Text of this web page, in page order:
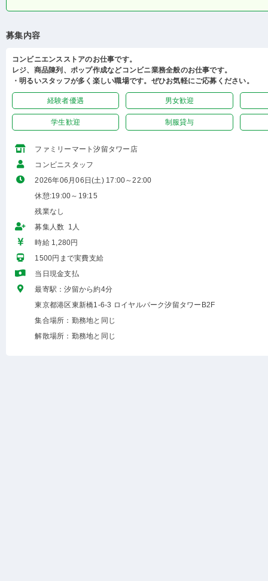
募集内容
コンビニエンスストアのお仕事です。
レジ、商品陳列、ポップ作成などコンビニ業務全般のお仕事です。
・明るいスタッフが多く楽しい職場です。ぜひお気軽にご応募ください。
経験者優遇 男女歓迎
学生歓迎 制服貸与
ファミリーマート汐留タワー店
コンビニスタッフ
2026年06月06日(土) 17:00～22:00
休憩:19:00～19:15
残業なし
募集人数 1人
時給 1,280円
1500円まで実費支給
当日現金支払
最寄駅：汐留から約4分
東京都港区東新橋1-6-3 ロイヤルパーク汐留タワーB2F
集合場所：勤務地と同じ
解散場所：勤務地と同じ